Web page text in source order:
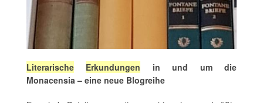
Literarische Erkundungen in und um die
Monacensia – eine neue Blogreihe